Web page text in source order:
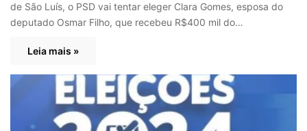
de São Luís, o PSD vai tentar eleger Clara Gomes, esposa do
deputado Osmar Filho, que recebeu R$400 mil do…
Leia mais »